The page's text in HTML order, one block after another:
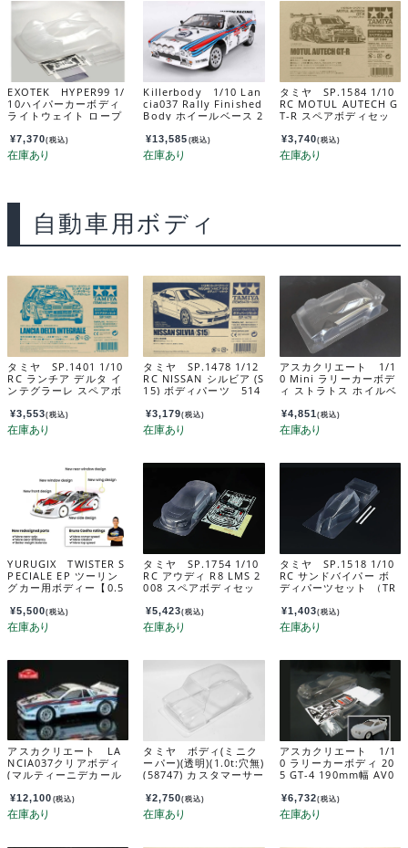
EXOTEK HYPER99 1/
10ハイパーカーボディ
ライトウェイト ロープ
カー用 #2215
¥7,370(税込)
Killerbody 1/10 Lan
cia037 Rally Finished
Body ホイールベース 2
ル済み 195mｍ 48840
¥13,585 (税込)
タミヤ SP.1584 1/10
RC MOTUL AUTECH G
T-R スペアボディセッ
¥3,740(税込)
自動車用ボディ
タミヤ SP.1401 1/10
RC ランチア デルタ イ
ンテグラーレ スペアボ
¥3,553(税込)
タミヤ SP.1478 1/12
RC NISSAN シルビア (S
15) ボディパーツ 514
¥3,179(税込)
アスカクリエート 1/1
0 Mini ラリーカーボデ
ィ ストラトス ホイルベ
2
¥4,851(税込)
YURUGIX TWISTER S
PECIALE EP ツーリン
グカー用ボディー【0.5
¥5,500(税込)
タミヤ SP.1754 1/10
RC アウディ R8 LMS 2
008 スペアボディセッ
¥5,423(税込)
タミヤ SP.1518 1/10
RC サンドバイパー ボ
ディパーツセット （TR
8
¥1,403(税込)
アスカクリエート LA
NCIA037クリアボディ
(マルティーニデカール
¥12,100 (税込)
タミヤ ボディ(ミニク
ーパー)(透明)(1.0t:穴無)
(58747) カスタマーサー
-000
¥2,750(税込)
アスカクリエート 1/1
0 ラリーカーボディ 20
5 GT-4 190mm幅 AV0
¥6,732(税込)